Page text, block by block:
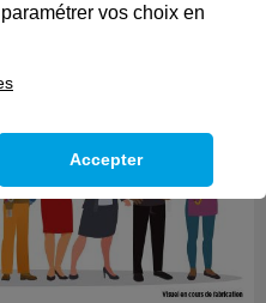
vos choix en
Accepter